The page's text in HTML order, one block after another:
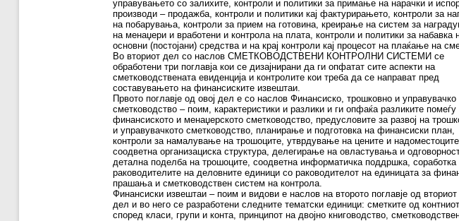
управувањето со залихите, контроли и политики за примање на нарачки и
производи – продажба, контроли и политики кај фактурирањето, контроли за
на побарувања, контроли за прием на готовина, креирање на систем за
на менаџери и вработени и контрола на плата, контроли и политики за набавка
основни (постојани) средства и на крај контроли кај процесот на плаќање на
Во вториот дел со наслов СМЕТКОВОДСТВЕНИ КОНТРОЛНИ СИСТЕМИ се
обработени три поглавја кои се дизајнирани да ги опфатат сите аспекти на
сметководствената евиденција и контролите кои треба да се направат пред
составувањето на финансиските извештаи.
Првото поглавје од овој дел е со наслов Финансиско, трошковно и управувачко
сметководство – поим, карактеристики и разлики и ги опфаќа разликите помеѓу
финансиското и менаџерското сметководство, предусловите за развој на
и управувачкото сметководство, планирање и подготовка на финансиски план,
контроли за намалување на трошоците, утврдување на цените и надоместоците,
соодветна организациска структура, делегирање на овластувања и
детална поделба на трошоците, соодветна информатичка поддршка, соработка
раководителите на деловните единици со раководителот на единицата за
прашања и сметководствен систем на контрола.
Финансиски извештаи – поим и видови е наслов на второто поглавје од вториот
дел и во него се разработени следните тематски единици: сметките од
според класи, групи и конта, принципот на двојно книговодство,